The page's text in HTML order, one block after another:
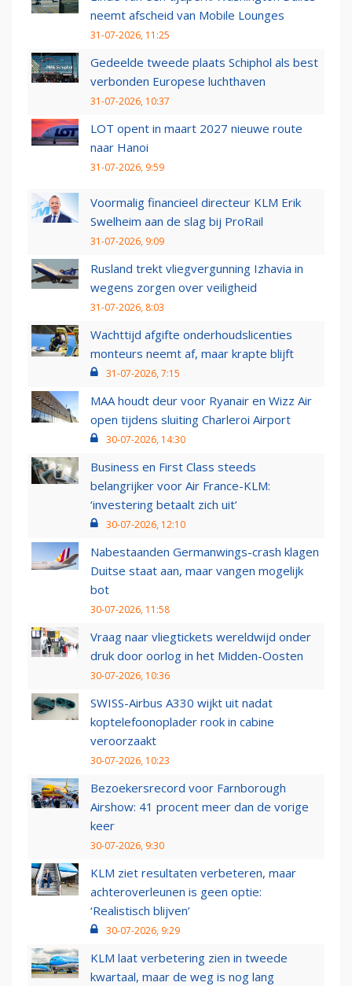
neemt afscheid van Mobile Lounges
31-07-2026, 11:25
Gedeelde tweede plaats Schiphol als best
verbonden Europese luchthaven
31-07-2026, 10:37
LOT opent in maart 2027 nieuwe route
naar Hanoi
31-07-2026, 9:59
Voormalig financieel directeur KLM Erik
Swelheim aan de slag bij ProRail
31-07-2026, 9:09
Rusland trekt vliegvergunning Izhavia in
wegens zorgen over veiligheid
31-07-2026, 8:03
Wachttijd afgifte onderhoudslicenties
monteurs neemt af, maar krapte blijft
31-07-2026, 7:15
MAA houdt deur voor Ryanair en Wizz Air
open tijdens sluiting Charleroi Airport
30-07-2026, 14:30
Business en First Class steeds
belangrijker voor Air France-KLM:
‘investering betaalt zich uit’
30-07-2026, 12:10
Nabestaanden Germanwings-crash klagen
Duitse staat aan, maar vangen mogelijk
bot
30-07-2026, 11:58
Vraag naar vliegtickets wereldwijd onder
druk door oorlog in het Midden-Oosten
30-07-2026, 10:36
SWISS-Airbus A330 wijkt uit nadat
koptelefoonoplader rook in cabine
veroorzaakt
30-07-2026, 10:23
Bezoekersrecord voor Farnborough
Airshow: 41 procent meer dan de vorige
keer
30-07-2026, 9:30
KLM ziet resultaten verbeteren, maar
achteroverleunen is geen optie:
‘Realistisch blijven’
30-07-2026, 9:29
KLM laat verbetering zien in tweede
kwartaal, maar de weg is nog lang